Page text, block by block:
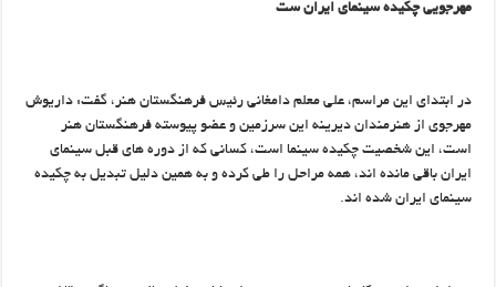
مهرجویی چکیده سینمای ایران ست
در ابتدای این مراسم، علی معلم دامغانی رئیس فرهنگستان هنر، گفت: داریوش
مهرجوی از هنرمندان دیرینه این سرزمین و عضو پیوسته فرهنگستان هنر
است، این شخصیت چکیده سینما است، کسانی که از دوره های قبل سینمای
ایران باقی مانده اند، همه مراحل را طی کرده و به همین دلیل تبدیل به چکیده
سینمای ایران شده اند.